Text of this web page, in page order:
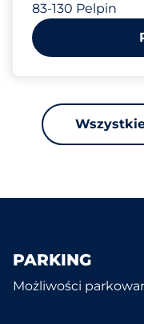
83-130 Pelpin
PARKING
Możliwości